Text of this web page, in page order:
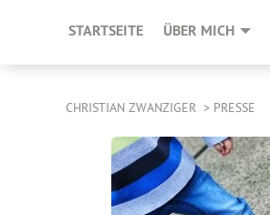
STARTSEITE ÜBER MICH
CHRISTIAN ZWANZIGER PRESSE